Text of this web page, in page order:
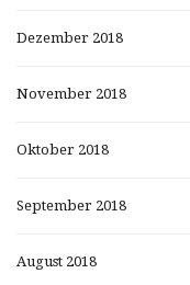
Dezember 2018
November 2018
Oktober 2018
September 2018
August 2018